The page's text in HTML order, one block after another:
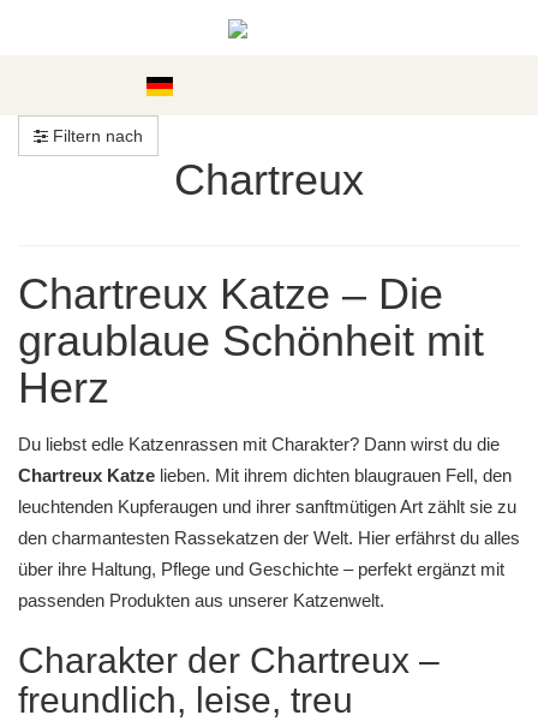
Filtern nach
Chartreux
Chartreux Katze – Die
graublaue Schönheit mit
Herz
Du liebst edle Katzenrassen mit Charakter? Dann wirst du die
Chartreux Katze lieben. Mit ihrem dichten blaugrauen Fell, den
leuchtenden Kupferaugen und ihrer sanftmütigen Art zählt sie zu
den charmantesten Rassekatzen der Welt. Hier erfährst du alles
über ihre Haltung, Pflege und Geschichte – perfekt ergänzt mit
passenden Produkten aus unserer Katzenwelt.
Charakter der Chartreux –
freundlich, leise, treu